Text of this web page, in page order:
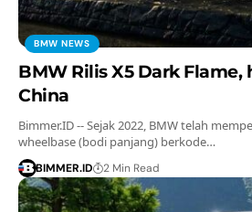
BMW NEWS
BMW Rilis X5 Dark Flame,
China
Bimmer.ID -- Sejak 2022, BMW telah
wheelbase (bodi panjang) berkode…
BIMMER.ID 2 Min Read